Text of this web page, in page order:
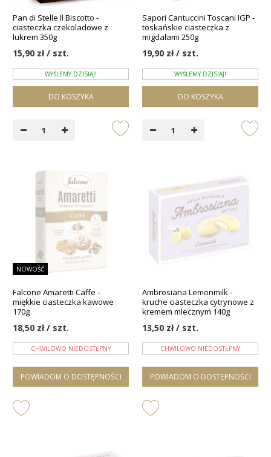
Pan di Stelle Il Biscotto -
ciasteczka czekoladowe z
lukrem 350g
15,90 zł / szt.
WYŚLEMY DZISIAJ!
DO KOSZYKA
Sapori Cantuccini Toscani IGP -
toskańskie ciasteczka z
migdałami 250g
19,90 zł / szt.
WYŚLEMY DZISIAJ!
DO KOSZYKA
NOWOŚĆ
Falcone Amaretti Caffe -
miękkie ciasteczka kawowe
170g
18,50 zł / szt.
CHWILOWO NIEDOSTĘPNY
POWIADOM O DOSTĘPNOŚCI
Ambrosiana Lemonmilk -
kruche ciasteczka cytrynowe z
kremem mlecznym 140g
13,50 zł / szt.
CHWILOWO NIEDOSTĘPNY
POWIADOM O DOSTĘPNOŚCI